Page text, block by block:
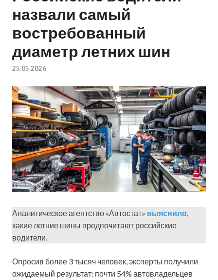
назвали самый
востребованный
диаметр летних шин
25.05.2026
Аналитическое агентство «Автостат» выяснило,
какие летние шины предпочитают российские
водители.
Опросив более 3 тысяч человек, эксперты получили
ожидаемый результат: почти 54% автовладельцев